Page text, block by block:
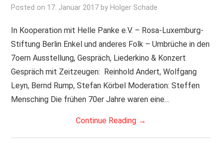
Posted on 17. Januar 2017 by Holger Schade
In Kooperation mit Helle Panke e.V. – Rosa-Luxemburg-
Stiftung Berlin Enkel und anderes Folk – Umbrüche in den
7oern Ausstellung, Gespräch, Liederkino & Konzert
Gespräch mit Zeitzeugen: Reinhold Andert, Wolfgang
Leyn, Bernd Rump, Stefan Körbel Moderation: Steffen
Mensching Die frühen 70er Jahre waren eine…
Continue Reading →